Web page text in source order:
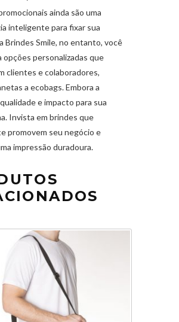
ainda são uma
inteligente para fixar sua
Brindes Smile, no entanto, você
opções personalizadas que
clientes e colaboradores,
a ecobags. Embora a
e impacto para sua
Invista em brindes que
promovem seu negócio e
impressão duradoura.